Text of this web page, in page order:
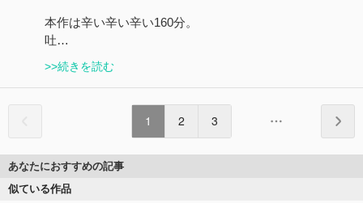
本作は辛い辛い辛い160分。
吐…
>>続きを読む
1 2 3
あなたにおすすめの記事
似ている作品